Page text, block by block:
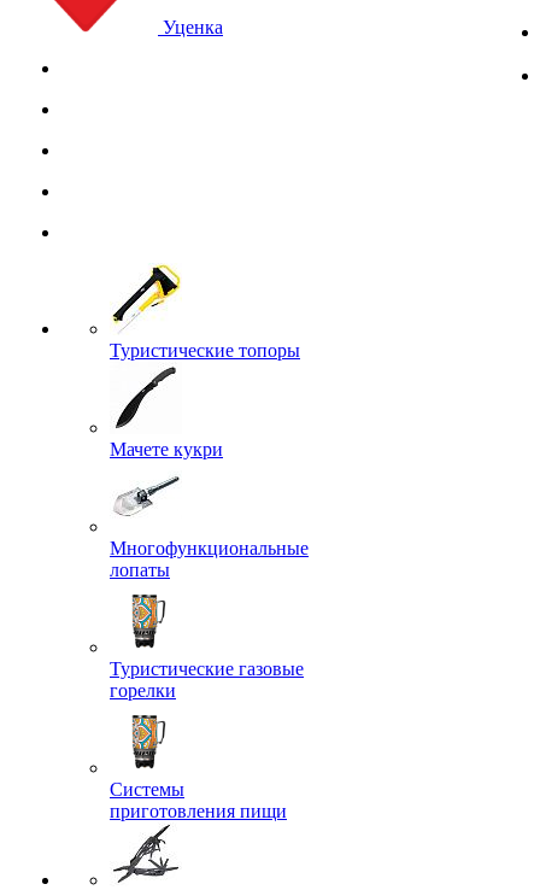
Уценка
Туристические топоры
Мачете кукри
Многофункциональные
лопаты
Туристические газовые
горелки
Системы
приготовления пищи